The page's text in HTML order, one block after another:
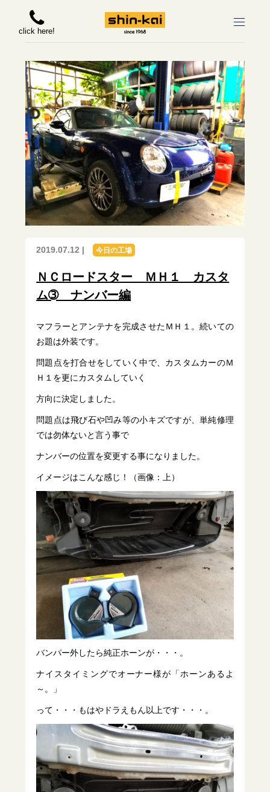
click here!
2019.07.12 | 今日の工場
ＮＣロードスター ＭＨ１ カスタ
ム➂ ナンバー編
マフラーとアンテナを完成させたＭＨ１。続いての
お題は外装です。
問題点を打合せをしていく中で、カスタムカーのＭ
Ｈ１を更にカスタムしていく
方向に決定しました。
問題点は飛び石や凹み等の小キズですが、単純修理
では勿体ないと言う事で
ナンバーの位置を変更する事になりました。
イメージはこんな感じ！（画像：上）
バンパー外したら純正ホーンが・・・。
ナイスタイミングでオーナー様が「ホーンあるよ
～。」
って・・・もはやドラえもん以上です・・・。